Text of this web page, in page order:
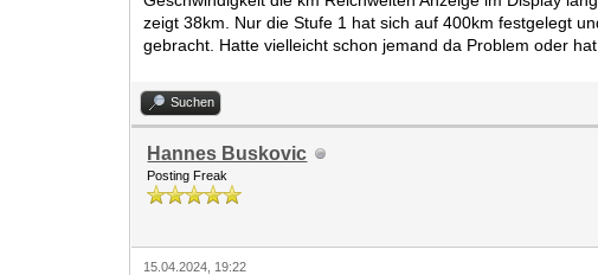
zeigt 38km. Nur die Stufe 1 hat sich auf 400km festgelegt
gebracht. Hatte vielleicht schon jemand da Problem oder
Suchen
Hannes Buskovic
Posting Freak
15.04.2024, 19:22